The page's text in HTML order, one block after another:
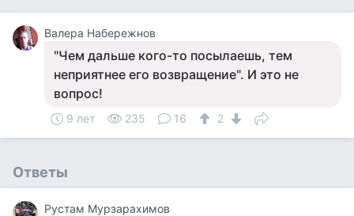
Валера Набережнов
"Чем дальше кого-то посылаешь, тем
неприятнее его возвращение". И это не
вопрос!
9 лет 235 16 2
Ответы
Рустам Мурзарахимов